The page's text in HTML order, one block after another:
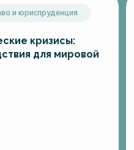
и юриспруденция
кризисы:
для мировой